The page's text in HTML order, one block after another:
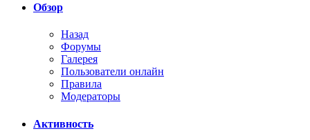
Обзор
Назад
Форумы
Галерея
Пользователи онлайн
Правила
Модераторы
Активность